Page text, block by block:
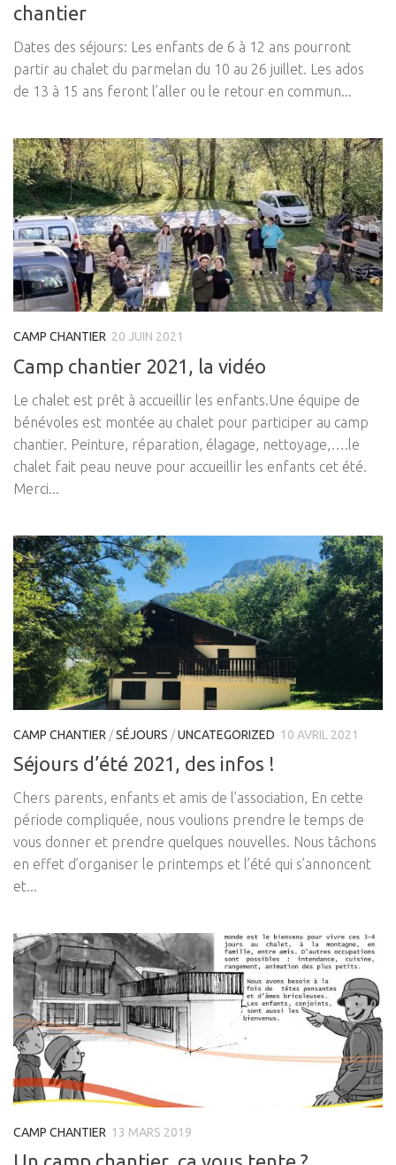
chantier
Dates des séjours: Les enfants de 6 à 12 ans pourront
partir au chalet du parmelan du 10 au 26 juillet. Les ados
de 13 à 15 ans feront l’aller ou le retour en commun...
CAMP CHANTIER 20 JUIN 2021
Camp chantier 2021, la vidéo
Le chalet est prêt à accueillir les enfants.Une équipe de
bénévoles est montée au chalet pour participer au camp
chantier. Peinture, réparation, élagage, nettoyage,….le
chalet fait peau neuve pour accueillir les enfants cet été.
Merci...
CAMP CHANTIER /SÉJOURS /UNCATEGORIZED 10 AVRIL 2021
Séjours d’été 2021, des infos !
Chers parents, enfants et amis de l’association, En cette
période compliquée, nous voulions prendre le temps de
vous donner et prendre quelques nouvelles. Nous tâchons
en effet d’organiser le printemps et l’été qui s’annoncent
et...
CAMP CHANTIER 13 MARS 2019